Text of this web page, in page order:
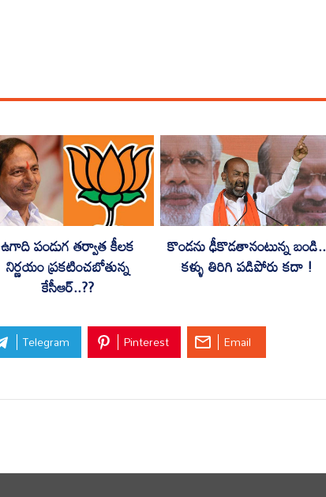
ఉగాది పండుగ తర్వాత కీలక
నిర్ణయం ప్రకటించబోతున్న
కేసీఆర్..??
కొండను ఢీకొడతానంటున్న బండి..
కళ్ళు తిరిగి పడిపోరు కదా !
Telegram Pinterest Email